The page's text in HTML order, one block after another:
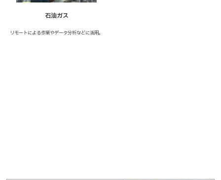
石油ガス
リモートによる作業やデータ分析などに活用。